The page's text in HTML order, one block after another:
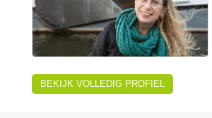
BEKIJK VOLLEDIG PROFIEL